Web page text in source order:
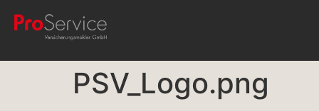
PSV_Logo.png